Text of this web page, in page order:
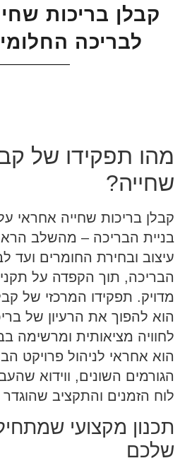
קבלן בריכות
לבריכה
מהו תפקידו של
שחייה?
קבלן בריכות שחייה אחראי
בניית הבריכה – מהשלב
עיצוב ובחירת החומרים ועד
הבריכה, תוך הקפדה על
מדויק. תפקידו המרכזי של
הוא להפוך את הרעיון של
לחוויה מציאותית ומרשימה
הוא אחראי לניהול פרויקט
הגורמים השונים, ווידוא
לוח הזמנים והתקציב
תכנון מקצועי
שלכם